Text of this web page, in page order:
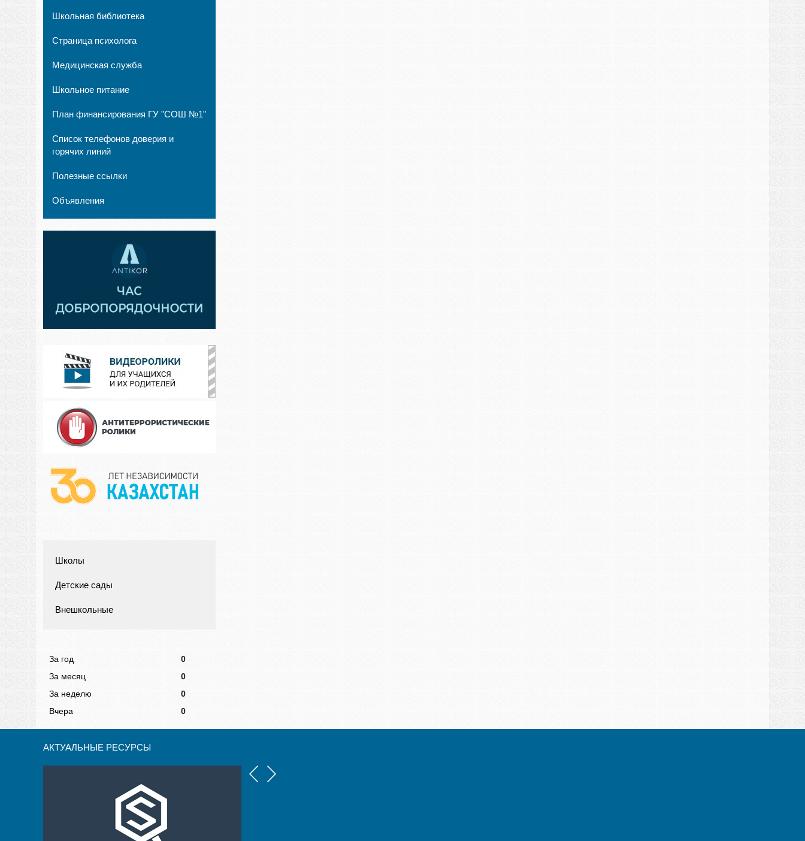
Школьная библиотека
Страница психолога
Медицинская служба
Школьное питание
План финансирования ГУ "СОШ №1"
Список телефонов доверия и
горячих линий
Полезные ссылки
Объявления
Школы
Детские сады
Внешкольные
За год
0
За месяц
0
За неделю
0
Вчера
0
АКТУАЛЬНЫЕ РЕСУРСЫ